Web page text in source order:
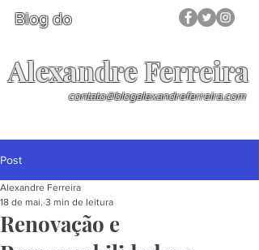
Blog do
Alexandre Ferreira
contato@blogalexandreferreira.com
Post
Renovação e
Alexandre Ferreira
18 de mai. 3 min de leitura